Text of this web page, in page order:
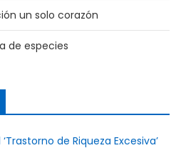
un solo corazón
de especies
‘Trastorno de Riqueza Excesiva’